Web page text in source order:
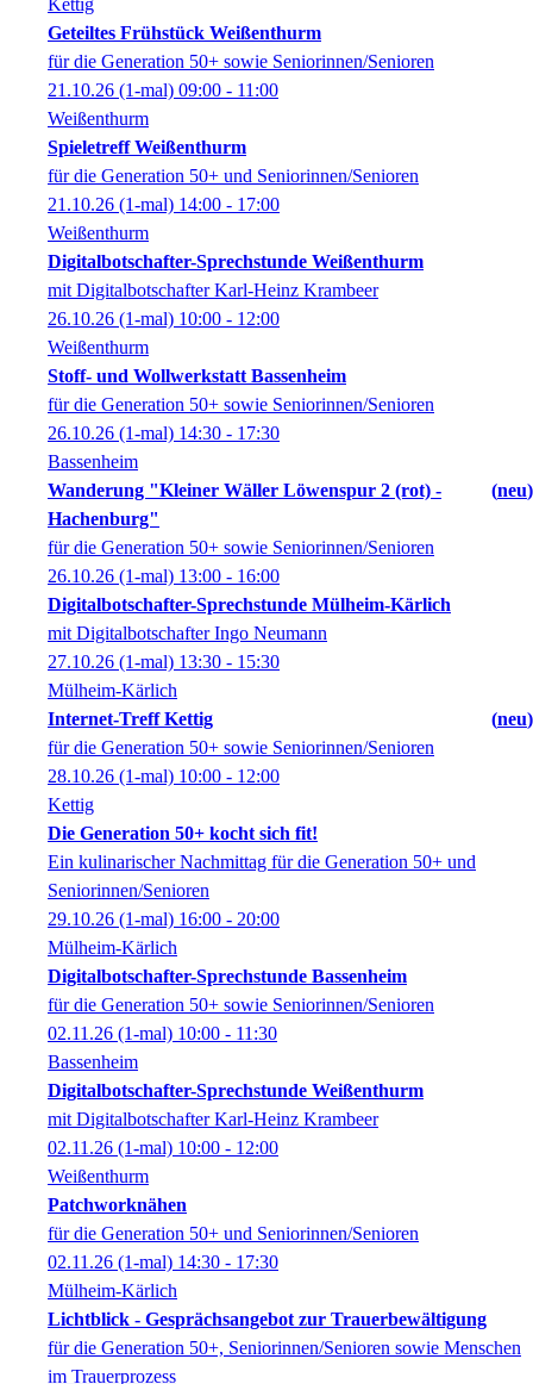
Kettig
Geteiltes Frühstück Weißenthurm
für die Generation 50+ sowie Seniorinnen/Senioren
21.10.26 (1-mal) 09:00 - 11:00
Weißenthurm
Spieletreff Weißenthurm
für die Generation 50+ und Seniorinnen/Senioren
21.10.26 (1-mal) 14:00 - 17:00
Weißenthurm
Digitalbotschafter-Sprechstunde Weißenthurm
mit Digitalbotschafter Karl-Heinz Krambeer
26.10.26 (1-mal) 10:00 - 12:00
Weißenthurm
Stoff- und Wollwerkstatt Bassenheim
für die Generation 50+ sowie Seniorinnen/Senioren
26.10.26 (1-mal) 14:30 - 17:30
Bassenheim
Wanderung "Kleiner Wäller Löwenspur 2 (rot) -
Hachenburg"
neu
für die Generation 50+ sowie Seniorinnen/Senioren
26.10.26 (1-mal) 13:00 - 16:00
Digitalbotschafter-Sprechstunde Mülheim-Kärlich
mit Digitalbotschafter Ingo Neumann
27.10.26 (1-mal) 13:30 - 15:30
Mülheim-Kärlich
Internet-Treff Kettig
neu
für die Generation 50+ sowie Seniorinnen/Senioren
28.10.26 (1-mal) 10:00 - 12:00
Kettig
Die Generation 50+ kocht sich fit!
Ein kulinarischer Nachmittag für die Generation 50+ und
Seniorinnen/Senioren
29.10.26 (1-mal) 16:00 - 20:00
Mülheim-Kärlich
Digitalbotschafter-Sprechstunde Bassenheim
für die Generation 50+ sowie Seniorinnen/Senioren
02.11.26 (1-mal) 10:00 - 11:30
Bassenheim
Digitalbotschafter-Sprechstunde Weißenthurm
mit Digitalbotschafter Karl-Heinz Krambeer
02.11.26 (1-mal) 10:00 - 12:00
Weißenthurm
Patchworknähen
für die Generation 50+ und Seniorinnen/Senioren
02.11.26 (1-mal) 14:30 - 17:30
Mülheim-Kärlich
Lichtblick - Gesprächsangebot zur Trauerbewältigung
für die Generation 50+, Seniorinnen/Senioren sowie Menschen
im Trauerprozess